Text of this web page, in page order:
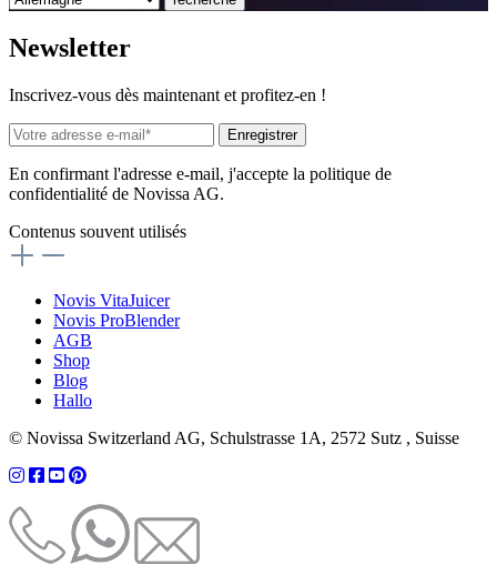
Newsletter
Inscrivez-vous dès maintenant et profitez-en !
Enregistrer
En confirmant l'adresse e-mail, j'accepte la politique de
confidentialité de Novissa AG.
Contenus souvent utilisés
Novis VitaJuicer
Novis ProBlender
AGB
Shop
Blog
Hallo
© Novissa Switzerland AG, Schulstrasse 1A, 2572 Sutz , Suisse